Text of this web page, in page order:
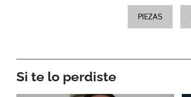
PIEZAS
Si te lo perdiste